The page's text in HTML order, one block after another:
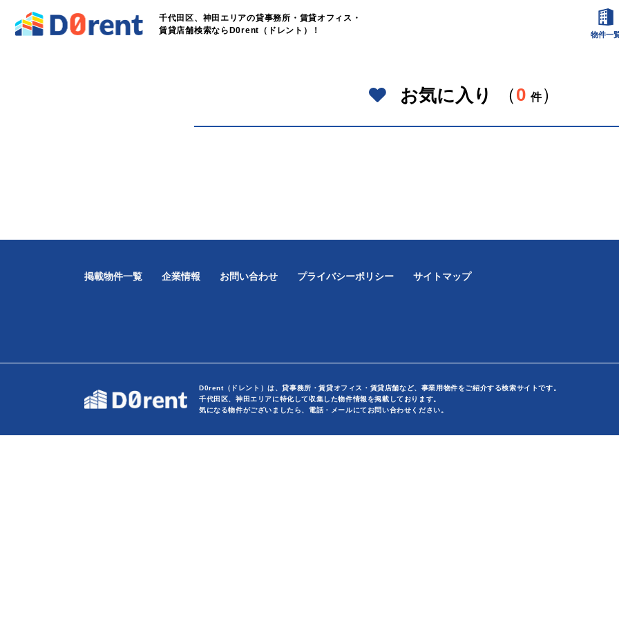
千代田区、神田エリアの貸事務所・賃貸オフィス・
賃貸店舗検索ならD0rent（ドレント）！
物件一
お気に入り （0 件）
掲載物件一覧 企業情報 お問い合わせ プライバシーポリシー サイトマップ
D0rent（ドレント）は、貸事務所・賃貸オフィス・賃貸店舗など、事業用物件をご紹介する検索サイトです。
千代田区、神田エリアに特化して収集した物件情報を掲載しております。
気になる物件がございましたら、電話・メールにてお問い合わせください。